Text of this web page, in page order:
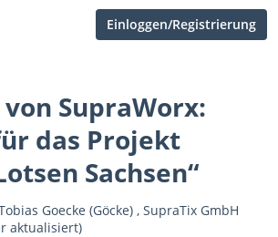
Einloggen/Registrierung
SupraWorx:
das Projekt
Sachsen“
Goecke (Göcke), SupraTix GmbH
aktualisiert)